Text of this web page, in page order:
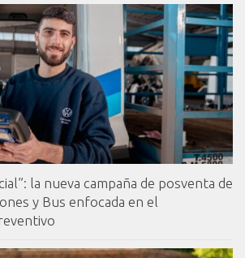
la nueva campaña de posventa de
y Bus enfocada en el